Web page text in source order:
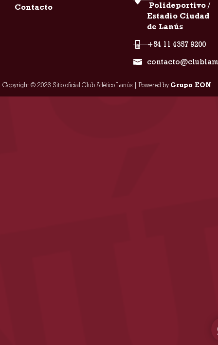
Contacto
Polideportivo /
Estadio Ciudad
de Lanús
+54 11 4357 9200
Copyright © 2026 Sitio oficial Club Atlético Lanús | Powered byGrupo EON